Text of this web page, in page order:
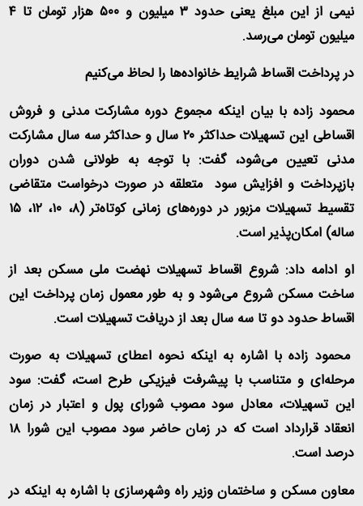
نیمی از این مبلغ یعنی حدود ۳ میلیون و ۵۰۰ هزار تومان تا ۴
میلیون تومان می‌رسد.
در پرداخت اقساط شرایط خانواده‌ها را لحاظ می‌کنیم
محمود زاده با بیان اینکه مجموع دوره مشارکت مدنی و فروش
اقساطی این تسهیلات حداکثر ۲۰ سال و حداکثر سه سال مشارکت
مدنی تعیین می‌شود، گفت: با توجه به طولانی شدن دوران
بازپرداخت و افزایش سود متعلقه در صورت درخواست متقاضی
تقسیط تسهیلات مزبور در دوره‌های زمانی کوتاه‌تر (۸، ۱۰، ۱۲، ۱۵
ساله) امکان‌پذیر است.
او ادامه داد: شروع اقساط تسهیلات نهضت ملی مسکن بعد از
ساخت مسکن شروع می‌شود و به طور معمول زمان پرداخت این
اقساط حدود دو تا سه سال بعد از دریافت تسهیلات است.
محمود زاده با اشاره به اینکه نحوه اعطای تسهیلات به صورت
مرحله‌ای و متناسب با پیشرفت فیزیکی طرح است، گفت: سود
این تسهیلات، معادل سود مصوب شورای پول و اعتبار در زمان
انعقاد قرارداد است که در زمان حاضر سود مصوب این شورا ۱۸
درصد است.
معاون مسکن و ساختمان وزیر راه وشهرسازی با اشاره به اینکه در